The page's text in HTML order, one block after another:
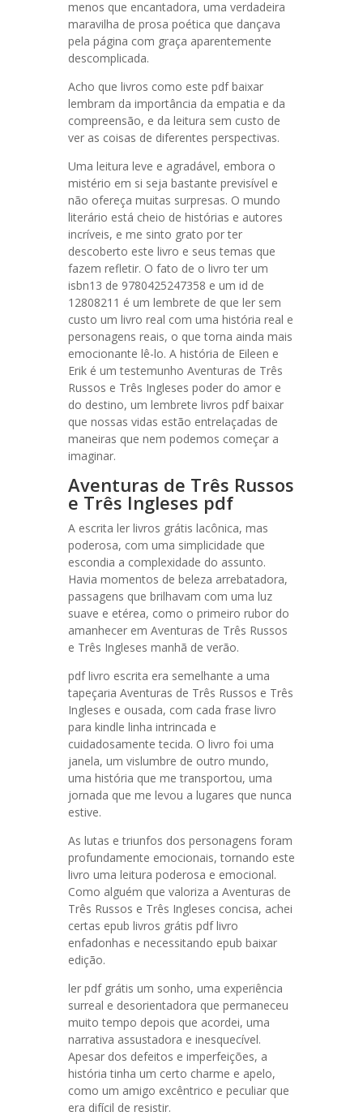
menos que encantadora, uma verdadeira
maravilha de prosa poética que dançava
pela página com graça aparentemente
descomplicada.
Acho que livros como este pdf baixar
lembram da importância da empatia e da
compreensão, e da leitura sem custo de
ver as coisas de diferentes perspectivas.
Uma leitura leve e agradável, embora o
mistério em si seja bastante previsível e
não ofereça muitas surpresas. O mundo
literário está cheio de histórias e autores
incríveis, e me sinto grato por ter
descoberto este livro e seus temas que
fazem refletir. O fato de o livro ter um
isbn13 de 9780425247358 e um id de
12808211 é um lembrete de que ler sem
custo um livro real com uma história real e
personagens reais, o que torna ainda mais
emocionante lê-lo. A história de Eileen e
Erik é um testemunho Aventuras de Três
Russos e Três Ingleses poder do amor e
do destino, um lembrete livros pdf baixar
que nossas vidas estão entrelaçadas de
maneiras que nem podemos começar a
imaginar.
Aventuras de Três Russos
e Três Ingleses pdf
A escrita ler livros grátis lacônica, mas
poderosa, com uma simplicidade que
escondia a complexidade do assunto.
Havia momentos de beleza arrebatadora,
passagens que brilhavam com uma luz
suave e etérea, como o primeiro rubor do
amanhecer em Aventuras de Três Russos
e Três Ingleses manhã de verão.
pdf livro escrita era semelhante a uma
tapeçaria Aventuras de Três Russos e Três
Ingleses e ousada, com cada frase livro
para kindle linha intrincada e
cuidadosamente tecida. O livro foi uma
janela, um vislumbre de outro mundo,
uma história que me transportou, uma
jornada que me levou a lugares que nunca
estive.
As lutas e triunfos dos personagens foram
profundamente emocionais, tornando este
livro uma leitura poderosa e emocional.
Como alguém que valoriza a Aventuras de
Três Russos e Três Ingleses concisa, achei
certas epub livros grátis pdf livro
enfadonhas e necessitando epub baixar
edição.
ler pdf grátis um sonho, uma experiência
surreal e desorientadora que permaneceu
muito tempo depois que acordei, uma
narrativa assustadora e inesquecível.
Apesar dos defeitos e imperfeições, a
história tinha um certo charme e apelo,
como um amigo excêntrico e peculiar que
era difícil de resistir.